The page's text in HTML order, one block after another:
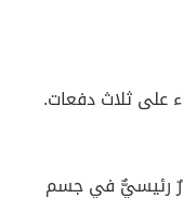
على ثلاث دفعات.
رئيسيٌّ في جسم